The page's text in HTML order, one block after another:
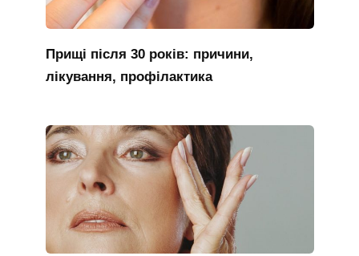
Прищі після 30 років: причини,
лікування, профілактика